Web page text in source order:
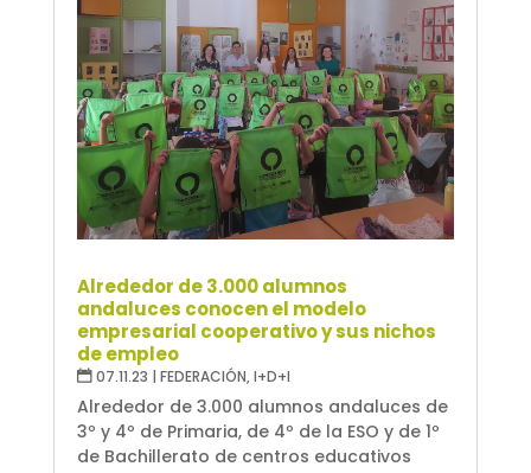
Alrededor de 3.000 alumnos
andaluces conocen el modelo
empresarial cooperativo y sus nichos
de empleo
07.11.23 | FEDERACIÓN,I+D+I
Alrededor de 3.000 alumnos andaluces de
3º y 4º de Primaria, de 4º de la ESO y de 1º
de Bachillerato de centros educativos